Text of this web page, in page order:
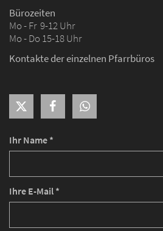
Ihr Name *
Ihre E-Mail *
Bürozeiten
Mo - Fr 9-12 Uhr
Mo - Do 15-18 Uhr
Kontakte der einzelnen Pfarrbüros